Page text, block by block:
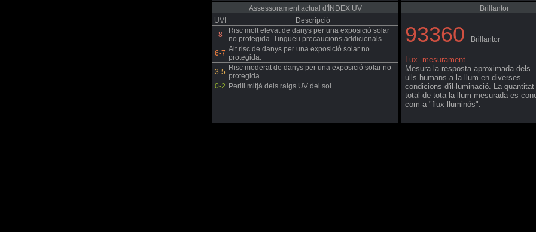
Assessorament actual d'ÍNDEX UV
UVI
Descripció
8
Risc molt elevat de danys per una exposició solar
no protegida. Tingueu precaucions addicionals.
6-7 Alt risc de danys per una exposició solar no
protegida.
3-5 Risc moderat de danys per una exposició solar no
protegida.
0-2 Perill mitjà dels raigs UV del sol
Brillantor
93360 Brillantor
Lux. mesurament
Mesura la resposta aproximada dels
ulls humans a la llum en diverses
condicions d'il·luminació. La quantitat
total de tota la llum mesurada es
com a "flux lluminós".